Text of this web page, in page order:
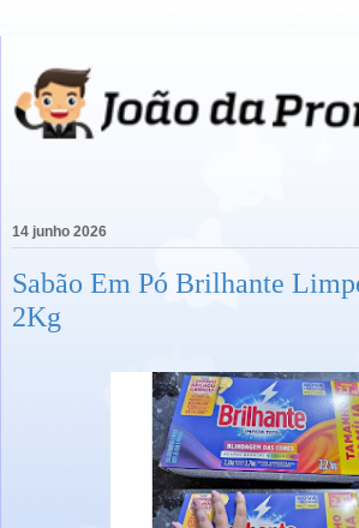
14 junho 2026
Sabão Em Pó Brilhante
2Kg